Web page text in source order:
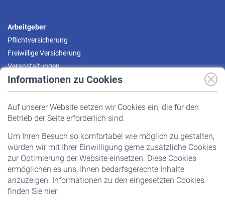
Informationen zu Cookies
Auf unserer Website setzen wir Cookies ein, die für den
Betrieb der Seite erforderlich sind.
Um Ihren Besuch so komfortabel wie möglich zu gestalten,
würden wir mit Ihrer Einwilligung gerne zusätzliche Cookies
zur Optimierung der Website einsetzen. Diese Cookies
ermöglichen es uns, Ihnen bedarfsgerechte Inhalte
anzuzeigen. Informationen zu den eingesetzten Cookies
finden Sie hier:
Arbeitgeber
Pflichtversicherung
Freiwillige Versicherung
Veranstaltungen
Pflichtversicherung
Staatliche Förderung
Veranstaltungen
Rentner
Rentenbeginn